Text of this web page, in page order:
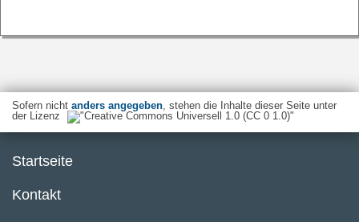
Sofern nicht anders angegeben, stehen die Inhalte dieser Seite unter
der Lizenz
Startseite
Kontakt